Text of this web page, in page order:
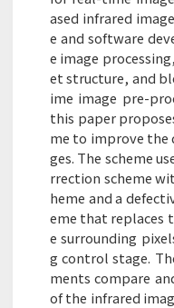
ased infrared
e and software
e image
et structure, and
ime image pre-
this paper
me to improve the
ges. The scheme
rrection scheme
heme and a
eme that replaces
e surrounding
g control stage.
ments compare
of the infrared